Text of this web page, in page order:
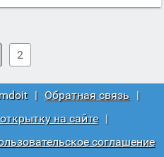
2
| Обратная связь |
на сайте
|
соглашение